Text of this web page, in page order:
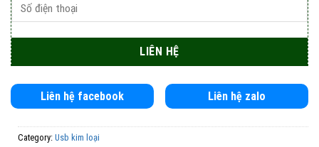
Liên hệ facebook Liên hệ zalo
Category: Usb kim loại